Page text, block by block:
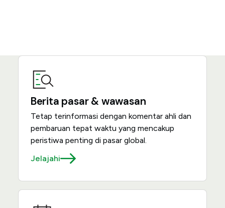
Berita pasar & wawasan
Tetap terinformasi dengan komentar ahli dan
pembaruan tepat waktu yang mencakup
peristiwa penting di pasar global.
Jelajahi